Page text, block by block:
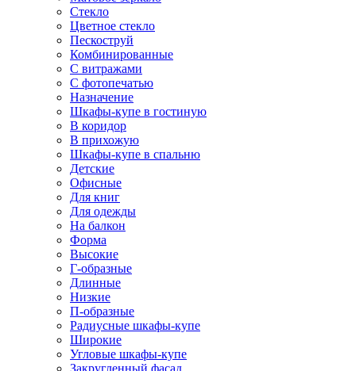
Стекло
Цветное стекло
Пескоструй
Комбинированные
С витражами
С фотопечатью
Назначение
Шкафы-купе в гостиную
В коридор
В прихожую
Шкафы-купе в спальню
Детские
Офисные
Для книг
Для одежды
На балкон
Форма
Высокие
Г-образные
Длинные
Низкие
П-образные
Радиусные шкафы-купе
Широкие
Угловые шкафы-купе
Закругленный фасад